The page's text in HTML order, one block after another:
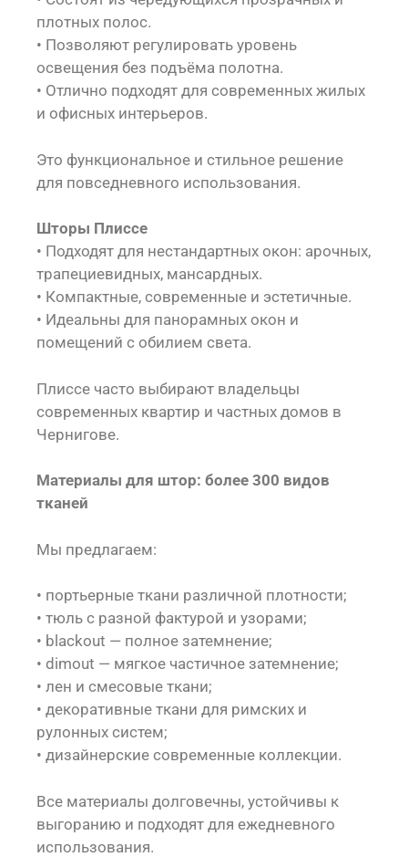
плотных полос.
• Позволяют регулировать уровень
освещения без подъёма полотна.
• Отлично подходят для современных жилых
и офисных интерьеров.
Это функциональное и стильное решение
для повседневного использования.
Шторы Плиссе
• Подходят для нестандартных окон: арочных,
трапециевидных, мансардных.
• Компактные, современные и эстетичные.
• Идеальны для панорамных окон и
помещений с обилием света.
Плиссе часто выбирают владельцы
современных квартир и частных домов в
Чернигове.
Материалы для штор: более 300 видов
тканей
Мы предлагаем:
• портьерные ткани различной плотности;
• тюль с разной фактурой и узорами;
• blackout — полное затемнение;
• dimout — мягкое частичное затемнение;
• лен и смесовые ткани;
• декоративные ткани для римских и
рулонных систем;
• дизайнерские современные коллекции.
Все материалы долговечны, устойчивы к
выгоранию и подходят для ежедневного
использования.